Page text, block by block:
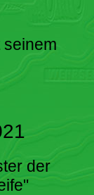
der